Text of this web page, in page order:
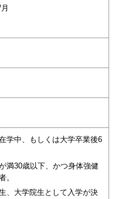
学中、もしくは大学卒業後6
満30歳以下、かつ身体強健
。
、大学院生として入学が決